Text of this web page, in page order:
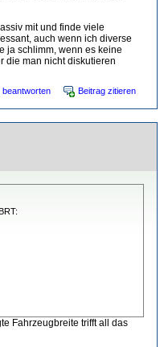
mit und finde viele
auch wenn ich diverse
ja schlimm, wenn es keine
die man nicht diskutieren
beantworten Beitrag zitieren
Fahrzeugbreite trifft all das